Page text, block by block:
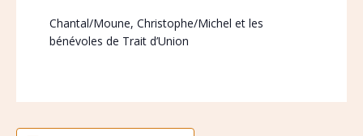
Chantal/Moune, Christophe/Michel et les
bénévoles de Trait d’Union